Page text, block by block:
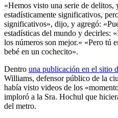
«Hemos visto una serie de delitos,
estadísticamente significativos,
significativos», dijo, y agregó:
estadísticas del mundo y decirles:
los números son mejor.» «Pero tú
bebé en un cochecito».
Dentro una publicación en el sitio
Williams, defensor público de la
había visto videos de los
imploró a la Sra. Hochul que
del metro.